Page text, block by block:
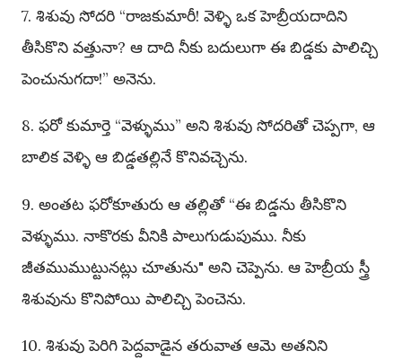
7. శిశువు సోదరి “రాజకుమారీ! వెళ్ళి ఒక హెబ్రీయదాదిని
తీసికొని వత్తునా? ఆ దాది నీకు బదులుగా ఈ బిడ్డకు పాలిచ్చి
పెంచునుగదా!” అనెను.
8. ఫరో కుమార్తె “వెళ్ళుము” అని శిశువు సోదరితో చెప్పగా, ఆ
బాలిక వెళ్ళి ఆ బిడ్డతల్లినే కొనివచ్చెను.
9. అంతట ఫరోకూతురు ఆ తల్లితో “ఈ బిడ్డను తీసికొని
వెళ్ళుము. నాకొరకు వీనికి పాలుగుడుపుము. నీకు
జీతముముట్టునట్లు చూతును" అని చెప్పెను. ఆ హెబ్రీయ స్త్రీ
శిశువును కొనిపోయి పాలిచ్చి పెంచెను.
10. శిశువు పెరిగి పెద్దవాడైన తరువాత ఆమె అతనిని